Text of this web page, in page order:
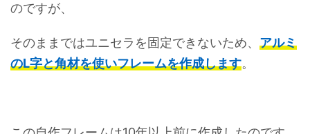
のですが、
そのままではユニセラを固定できないため、 アルミ
のL字と角材を使いフレームを作成します。